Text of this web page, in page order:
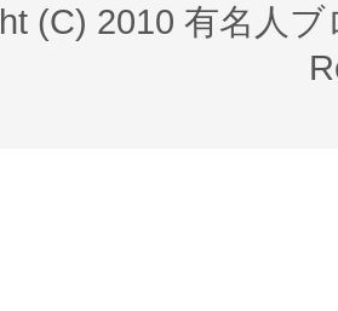
(C) 2010 有名人